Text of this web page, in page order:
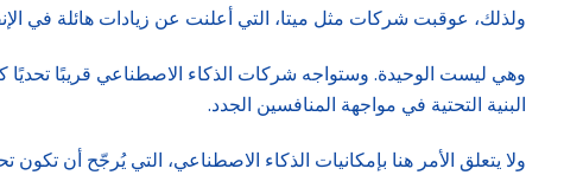
ولذلك، عوقبت شركات مثل ميتا، التي أعلنت عن زيادات هائلة في
البنية التحتية في مواجهة المنافسين الجدد.
ولا يتعلق الأمر هنا بإمكانيات الذكاء الاصطناعي، التي يُرجّح أن